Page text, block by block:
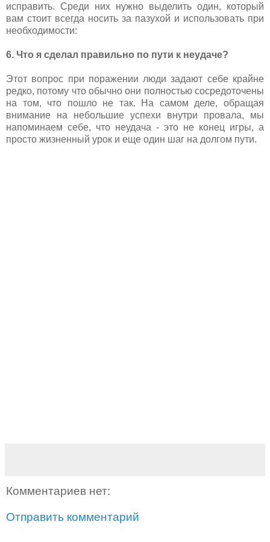
исправить. Среди них нужно выделить один, который
вам стоит всегда носить за пазухой и использовать при
необходимости:
6. Что я сделал правильно по пути к неудаче?
Этот вопрос при поражении люди задают себе крайне
редко, потому что обычно они полностью сосредоточены
на том, что пошло не так. На самом деле, обращая
внимание на небольшие успехи внутри провала, мы
напоминаем себе, что неудача - это не конец игры, а
просто жизненный урок и еще один шаг на долгом пути.
Комментариев нет:
Отправить комментарий